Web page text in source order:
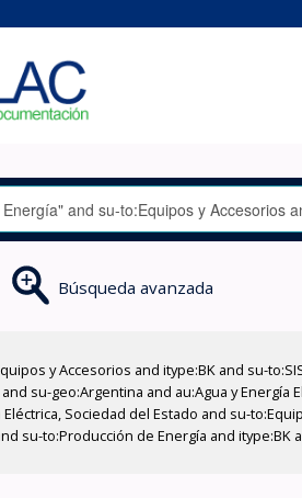
Búsqueda avanzada
y Accesorios and itype:BK and su-
su-geo:Argentina and au:Agua y Energía
Sociedad del Estado and su-
su-to:Producción de Energía and